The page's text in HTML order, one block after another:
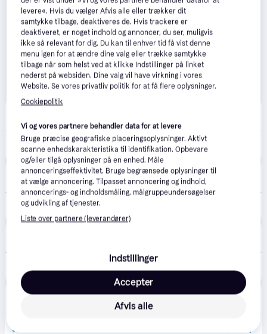
Fri fragt 1-2 dage
SANDISK Extreme MicroSD/SD - 170MB/s - 64GB
Eller 3 betalinger af 73 kr.
DJI Store Danmark 4.2(33)
Fri fragt,1-2 dage
SanDisk Extreme MicroSD/SD - 170MB/s - 64GB
Eller 3 betalinger af 66 kr.
Foto/C
1-2 dage
SanDisk 64GB Extreme MicroSDXC.
levere«. Hvis du vælger Afvis alle eller trækker dit
samtykke tilbage, deaktiveres de. Hvis trackere er
deaktiveret, er noget indhold og annoncer, du ser, muligvis
ikke så relevant for dig. Du kan til enhver tid få vist denne
menu igen for at ændre dine valg eller trække samtykke
tilbage når som helst ved at klikke Indstillinger på linket
nederst på websiden. Dine valg vil have virkning i vores
Website. Se vores privatliv politik for at få flere oplysninger.
Cookiepolitik
Vi og vores partnere behandler data for at levere
Bruge præcise geografiske placeringsoplysninger. Aktivt
scanne enhedskarakteristika til identifikation. Opbevare
og/eller tilgå oplysninger på en enhed. Måle
annonceringseffektivitet. Bruge begrænsede oplysninger til
at vælge annoncering. Tilpasset annoncering og indhold,
annoncerings- og indholdsmåling, målgruppeundersøgelser
og udvikling af tjenester.
Liste over partnere (leverandører)
Indstillinger
Afvis alle
Accepter